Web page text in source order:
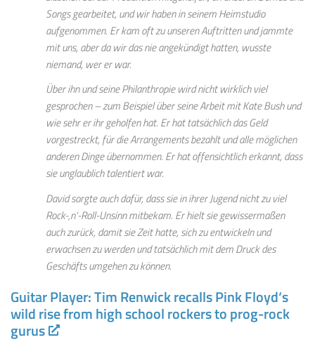
Songs gearbeitet, und wir haben in seinem Heimstudio
aufgenommen. Er kam oft zu unseren Auftritten und jammte
mit uns, aber da wir das nie angekündigt hatten, wusste
niemand, wer er war.
Über ihn und seine Philanthropie wird nicht wirklich viel
gesprochen – zum Beispiel über seine Arbeit mit Kate Bush und
wie sehr er ihr geholfen hat. Er hat tatsächlich das Geld
vorgestreckt, für die Arrangements bezahlt und alle möglichen
anderen Dinge übernommen. Er hat offensichtlich erkannt, dass
sie unglaublich talentiert war.
David sorgte auch dafür, dass sie in ihrer Jugend nicht zu viel
Rock-‚n‘-Roll-Unsinn mitbekam. Er hielt sie gewissermaßen
auch zurück, damit sie Zeit hatte, sich zu entwickeln und
erwachsen zu werden und tatsächlich mit dem Druck des
Geschäfts umgehen zu können.
Guitar Player: Tim Renwick recalls Pink Floyd‘s
wild rise from high school rockers to prog-rock
gurus